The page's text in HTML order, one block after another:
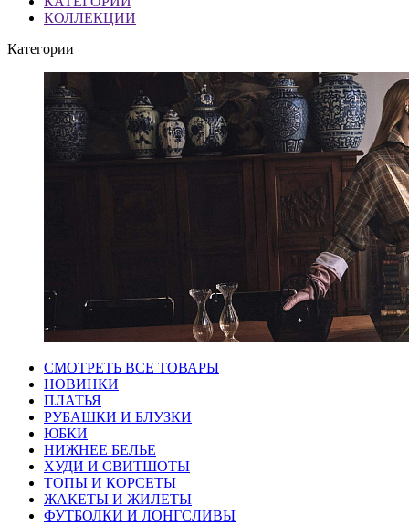
КОЛЛЕКЦИИ
Категории
СМОТРЕТЬ ВСЕ ТОВАРЫ
НОВИНКИ
ПЛАТЬЯ
РУБАШКИ И БЛУЗКИ
ЮБКИ
НИЖНЕЕ БЕЛЬЕ
ХУДИ И СВИТШОТЫ
ТОПЫ И КОРСЕТЫ
ЖАКЕТЫ И ЖИЛЕТЫ
ФУТБОЛКИ И ЛОНГСЛИВЫ